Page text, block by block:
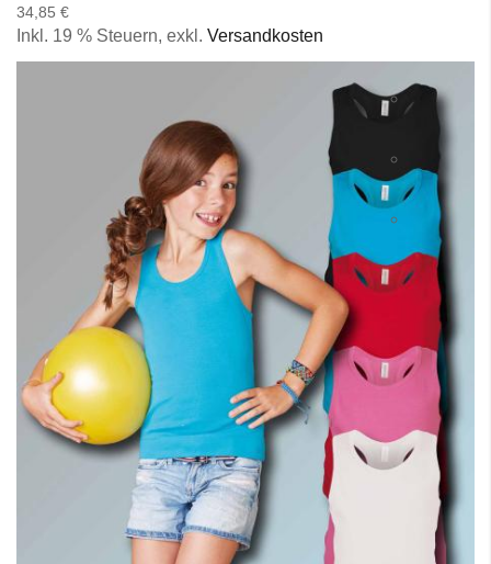
34,85 €
Inkl. 19 % Steuern, exkl. Versandkosten